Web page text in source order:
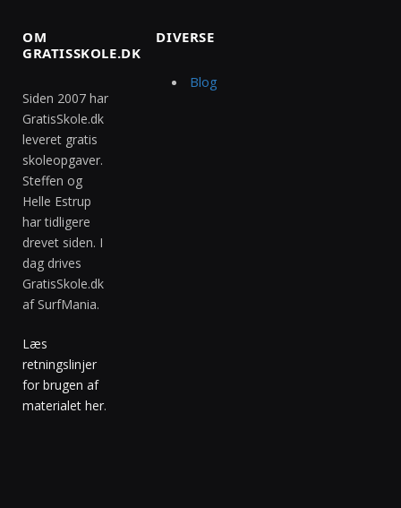
OM
GRATISSKOLE.DK
Siden 2007 har
GratisSkole.dk
leveret gratis
skoleopgaver.
Steffen og
Helle Estrup
har tidligere
drevet siden. I
dag drives
GratisSkole.dk
af SurfMania.
Læs
retningslinjer
for brugen af
materialet her.
DIVERSE
Blog